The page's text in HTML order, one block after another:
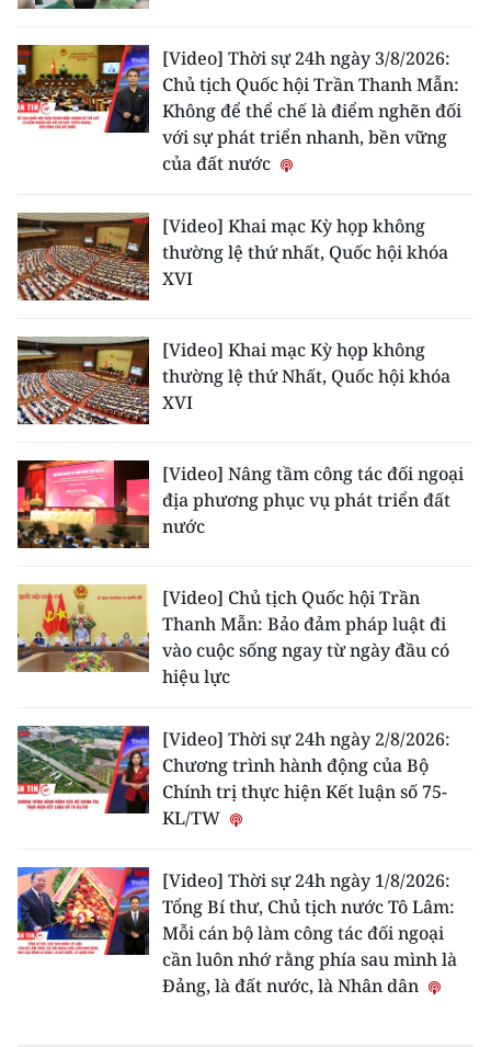
[Video] Thời sự 24h ngày 3/8/2026:
Chủ tịch Quốc hội Trần Thanh Mẫn:
Không để thể chế là điểm nghẽn đối
với sự phát triển nhanh, bền vững
của đất nước
[Video] Khai mạc Kỳ họp không
thường lệ thứ nhất, Quốc hội khóa
XVI
[Video] Khai mạc Kỳ họp không
thường lệ thứ Nhất, Quốc hội khóa
XVI
[Video] Nâng tầm công tác đối ngoại
địa phương phục vụ phát triển đất
nước
[Video] Chủ tịch Quốc hội Trần
Thanh Mẫn: Bảo đảm pháp luật đi
vào cuộc sống ngay từ ngày đầu có
hiệu lực
[Video] Thời sự 24h ngày 2/8/2026:
Chương trình hành động của Bộ
Chính trị thực hiện Kết luận số 75-
KL/TW
[Video] Thời sự 24h ngày 1/8/2026:
Tổng Bí thư, Chủ tịch nước Tô Lâm:
Mỗi cán bộ làm công tác đối ngoại
cần luôn nhớ rằng phía sau mình là
Đảng, là đất nước, là Nhân dân